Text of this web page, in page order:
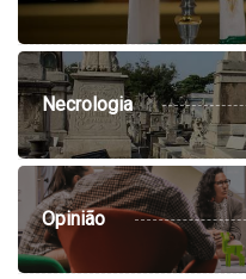
Necrologia
Opinião